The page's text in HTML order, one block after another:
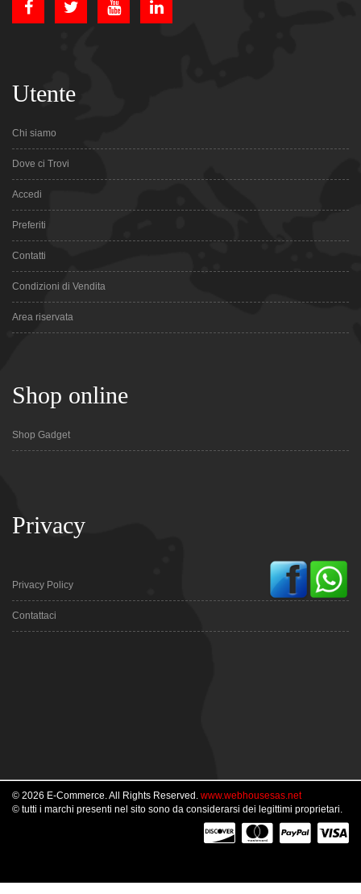
Utente
Chi siamo
Dove ci Trovi
Accedi
Preferiti
Contatti
Condizioni di Vendita
Area riservata
Shop online
Shop Gadget
Privacy
Privacy Policy
Contattaci
© 2026 E-Commerce. All Rights Reserved. www.webhousesas.net
© tutti i marchi presenti nel sito sono da considerarsi dei legittimi proprietari.